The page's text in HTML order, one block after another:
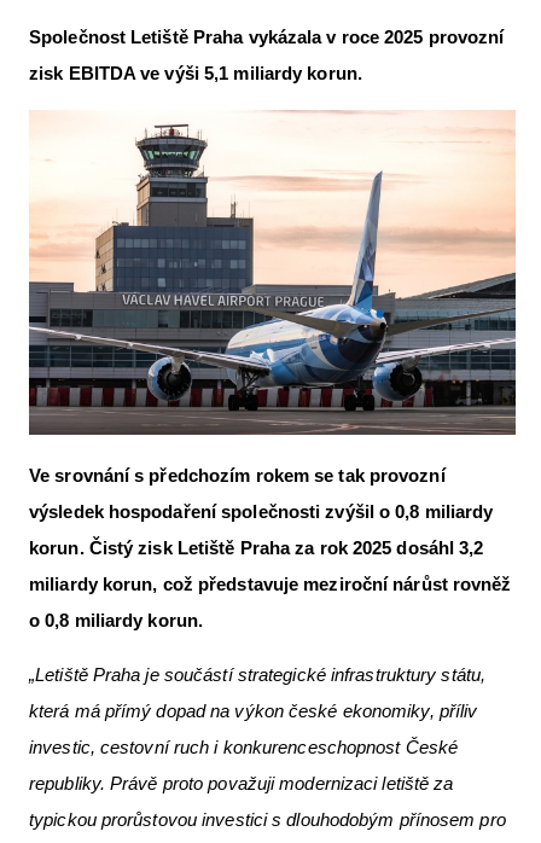
Společnost Letiště Praha vykázala v roce 2025 provozní
zisk EBITDA ve výši 5,1 miliardy korun.
Ve srovnání s předchozím rokem se tak provozní
výsledek hospodaření společnosti zvýšil o 0,8 miliardy
korun. Čistý zisk Letiště Praha za rok 2025 dosáhl 3,2
miliardy korun, což představuje meziroční nárůst rovněž
o 0,8 miliardy korun.
„Letiště Praha je součástí strategické infrastruktury státu,
která má přímý dopad na výkon české ekonomiky, příliv
investic, cestovní ruch i konkurenceschopnost České
republiky. Právě proto považuji modernizaci letiště za
typickou prorůstovou investici s dlouhodobým přínosem pro
Série & speciály
Aktuální FR + archiv
Letecká muzea
VFR Communication app
The SAFE Guide app
Nabídky práce v letectví
Inzerujte s námi
E-SHOP